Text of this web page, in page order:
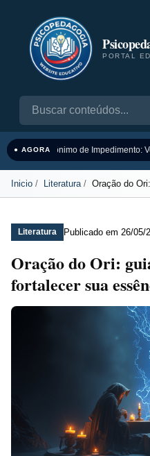
PORTAL
● AGORASinônimo de Impedimento:
Inicio Literatura Oração do
Literatura Publicado em 26/05/
Oração do Ori:
fortalecer sua